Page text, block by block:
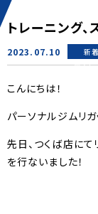
トレーニング
2023.07.10
新
筋ト
こんにちは！
パーソナルジムリガ
先日、つくば店に
を行ないました！